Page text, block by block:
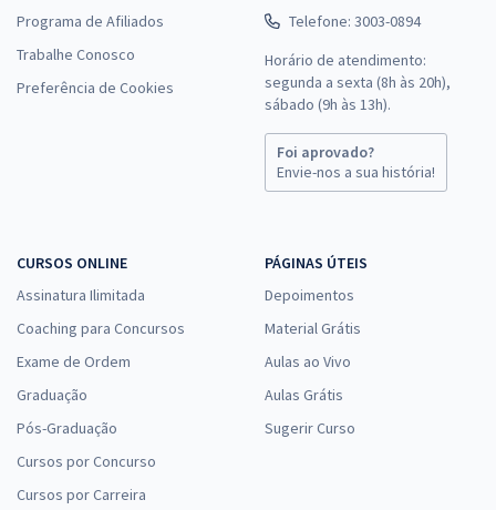
Programa de Afiliados
Trabalhe Conosco
Preferência de Cookies
Telefone: 3003-0894
Horário de atendimento:
segunda a sexta (8h às 20h),
sábado (9h às 13h).
Foi aprovado?
Envie-nos a sua história!
CURSOS ONLINE
Assinatura Ilimitada
Coaching para Concursos
Exame de Ordem
Graduação
Pós-Graduação
Cursos por Concurso
Cursos por Carreira
PÁGINAS ÚTEIS
Depoimentos
Material Grátis
Aulas ao Vivo
Aulas Grátis
Sugerir Curso